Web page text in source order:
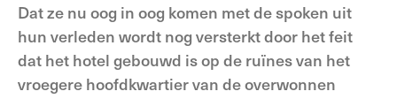
Dat ze nu oog in oog komen met de spoken uit
hun verleden wordt nog versterkt door het feit
dat het hotel gebouwd is op de ruïnes van het
vroegere hoofdkwartier van de overwonnen